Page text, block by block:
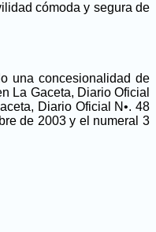
cómoda y segura de
una concesionalidad de
La Gaceta, Diario Oficial
Diario Oficial N•. 48
de 2003 y el numeral 3